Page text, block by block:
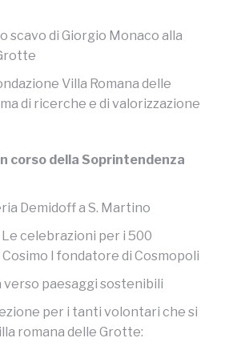
scavo di Giorgio Monaco alla
Villa Romana delle
di ricerche e di valorizzazione
corso della Soprintendenza
Demidoff a S. Martino
Le celebrazioni per i 500
I fondatore di Cosmopoli
verso paesaggi sostenibili
per i tanti volontari che si
romana delle Grotte: